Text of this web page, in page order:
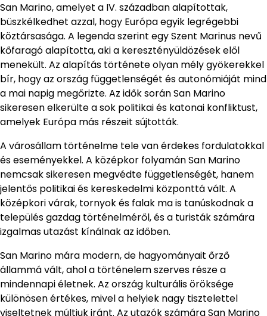
San Marino, amelyet a IV. században alapítottak,
büszkélkedhet azzal, hogy Európa egyik legrégebbi
köztársasága. A legenda szerint egy Szent Marinus nevű
kőfaragó alapította, aki a keresztényüldözések elől
menekült. Az alapítás története olyan mély gyökerekkel
bír, hogy az ország függetlenségét és autonómiáját mind
a mai napig megőrizte. Az idők során San Marino
sikeresen elkerülte a sok politikai és katonai konfliktust,
amelyek Európa más részeit sújtották.
A városállam történelme tele van érdekes fordulatokkal
és eseményekkel. A középkor folyamán San Marino
nemcsak sikeresen megvédte függetlenségét, hanem
jelentős politikai és kereskedelmi központtá vált. A
középkori várak, tornyok és falak ma is tanúskodnak a
település gazdag történelméről, és a turisták számára
izgalmas utazást kínálnak az időben.
San Marino mára modern, de hagyományait őrző
állammá vált, ahol a történelem szerves része a
mindennapi életnek. Az ország kulturális öröksége
különösen értékes, mivel a helyiek nagy tisztelettel
viseltetnek múltjuk iránt. Az utazók számára San Marino